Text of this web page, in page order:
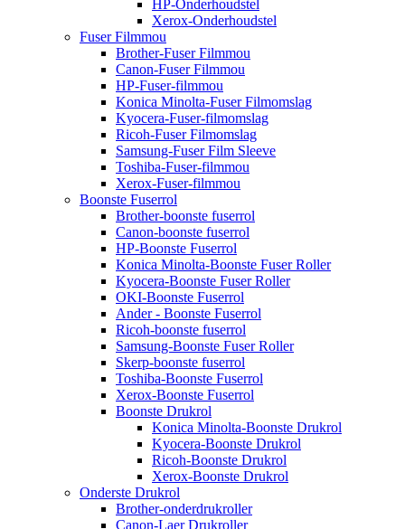
HP-Onderhoudstel
Xerox-Onderhoudstel
Fuser Filmmou
Brother-Fuser Filmmou
Canon-Fuser Filmmou
HP-Fuser-filmmou
Konica Minolta-Fuser Filmomslag
Kyocera-Fuser-filmomslag
Ricoh-Fuser Filmomslag
Samsung-Fuser Film Sleeve
Toshiba-Fuser-filmmou
Xerox-Fuser-filmmou
Boonste Fuserrol
Brother-boonste fuserrol
Canon-boonste fuserrol
HP-Boonste Fuserrol
Konica Minolta-Boonste Fuser Roller
Kyocera-Boonste Fuser Roller
OKI-Boonste Fuserrol
Ander - Boonste Fuserrol
Ricoh-boonste fuserrol
Samsung-Boonste Fuser Roller
Skerp-boonste fuserrol
Toshiba-Boonste Fuserrol
Xerox-Boonste Fuserrol
Boonste Drukrol
Konica Minolta-Boonste Drukrol
Kyocera-Boonste Drukrol
Ricoh-Boonste Drukrol
Xerox-Boonste Drukrol
Onderste Drukrol
Brother-onderdrukroller
Canon-Laer Drukroller